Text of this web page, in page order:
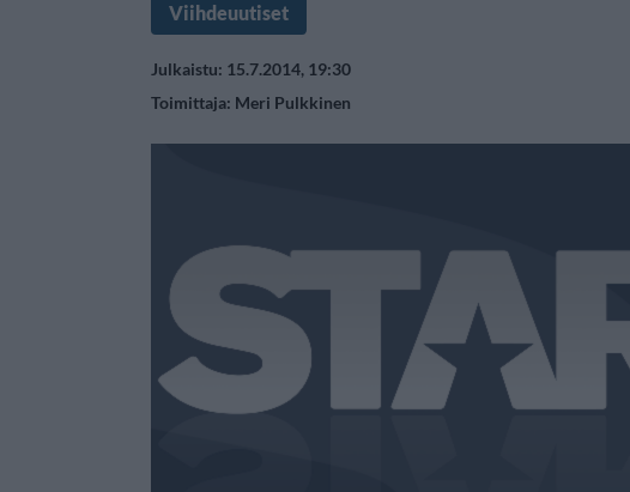
Viihdeuutiset
Julkaistu: 15.7.2014, 19:30
Toimittaja: Meri Pulkkinen